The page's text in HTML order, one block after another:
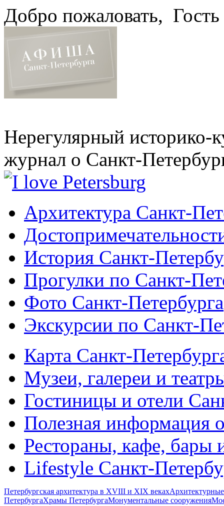
Добро пожаловать, Гость
Нерегулярный историко-
журнал о Санкт-
Архитектура Санкт-
История Санкт-
Прогулки по Санкт-
Фото Санкт-Петербурга
Экскурсии по Санкт-
Карта Санкт-
Музеи, галереи и
Гостиницы и отели
Полезная информация
Рестораны, кафе, бары
Lifestyle Санкт-
Петербургская архитектура в XVIII и XIX веках
ПетербургаХрамы ПетербургаМонументальные сооружения